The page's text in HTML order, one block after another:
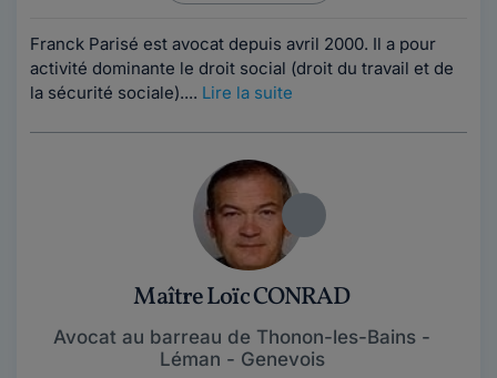
Franck Parisé est avocat depuis avril 2000. Il a pour
activité dominante le droit social (droit du travail et de
la sécurité sociale).... Lire la suite
Maître Loïc CONRAD
Avocat au barreau de Thonon-les-Bains -
Léman - Genevois